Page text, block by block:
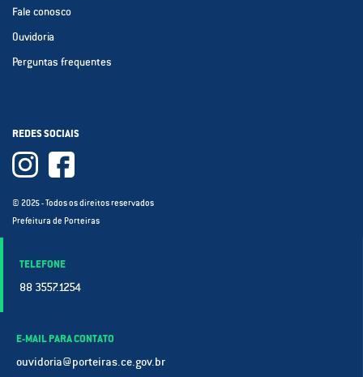
Fale conosco
Ouvidoria
Perguntas frequentes
REDES SOCIAIS
© 2025 - Todos os direitos reservados
Prefeitura de Porteiras
TELEFONE
88 3557.1254
E-MAIL PARA CONTATO
ouvidoria@porteiras.ce.gov.br